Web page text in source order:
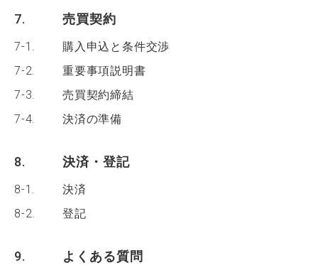
7. 売買契約
7-1.
購入申込と条件交渉
7-2.
重要事項説明書
7-3.
売買契約締結
7-4.
決済の準備
8. 決済・登記
8-1.
決済
8-2.
登記
9. よくある質問